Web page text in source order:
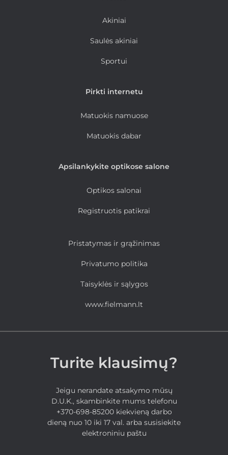
Akiniai
Saulės akiniai
Sportui
Pirkti internetu
Matuokis namuose
Matuokis dabar
Apsilankykite optikose salone
Optikos salonai
Registruotis patikrai
Pristatymas ir grąžinimas
Privatumo politika
Taisyklės ir sąlygos
www.fielmann.lt
Turite klausimų?
Jeigu nerandate atsakymo mūsų
D.U.K., skambinkite mums telefonu
+370-698-85200 kiekvieną darbo
dieną nuo 10 iki 17 val. arba susisiekite
elektroniniu paštu